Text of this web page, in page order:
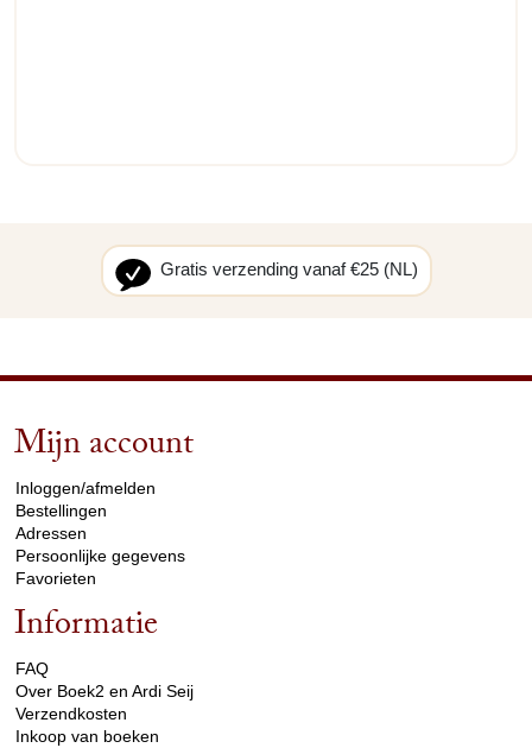
Gratis verzending vanaf €25 (NL)
Mijn account
Inloggen/afmelden
Bestellingen
Adressen
Persoonlijke gegevens
Favorieten
Informatie
FAQ
Over Boek2 en Ardi Seij
Verzendkosten
Inkoop van boeken